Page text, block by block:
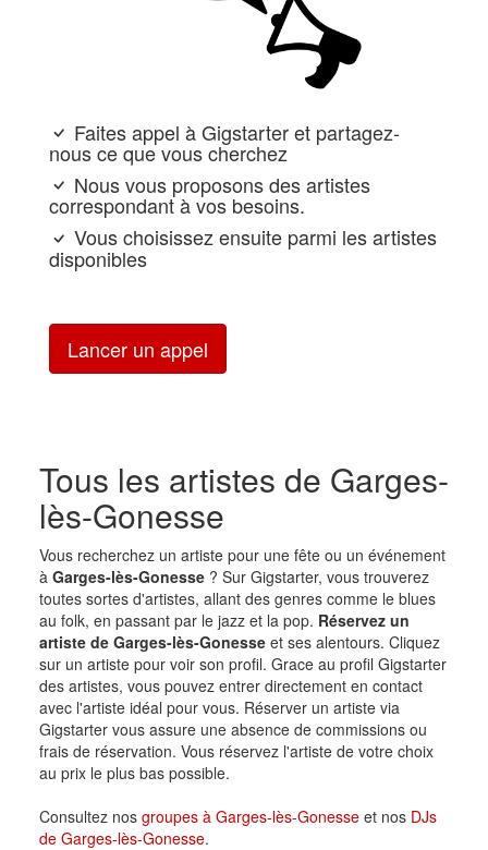
Faites appel à Gigstarter et partagez-
nous ce que vous cherchez
Nous vous proposons des artistes
correspondant à vos besoins.
Vous choisissez ensuite parmi les artistes
disponibles
Lancer un appel
Tous les artistes de Garges-
lès-Gonesse
Vous recherchez un artiste pour une fête ou un événement
à Garges-lès-Gonesse? Sur Gigstarter, vous trouverez
toutes sortes d'artistes, allant des genres comme le blues
au folk, en passant par le jazz et la pop. Réservez un
artiste de Garges-lès-Gonesseet ses alentours. Cliquez
sur un artiste pour voir son profil. Grace au profil Gigstarter
des artistes, vous pouvez entrer directement en contact
avec l'artiste idéal pour vous. Réserver un artiste via
Gigstarter vous assure une absence de commissions ou
frais de réservation. Vous réservez l'artiste de votre choix
au prix le plus bas possible.
Consultez nos groupes à Garges-lès-Gonesseet nos DJs
de Garges-lès-Gonesse.